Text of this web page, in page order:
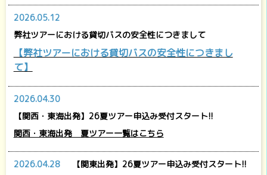
2026.05.12
弊社ツアーにおける貸切バスの安全性につきまして
【弊社ツアーにおける貸切バスの安全性につきまし
て】
2026.04.30
【関西・東海出発】26夏ツアー申込み受付スタート!!
関西・東海出発 夏ツアー一覧はこちら
2026.04.28
【関東出発】26夏ツアー申込み受付スタート!!